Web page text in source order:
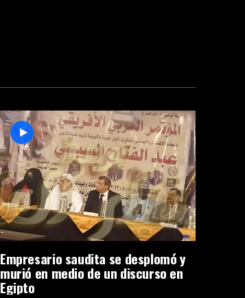
Empresario saudita se desplomó y
murió en medio de un discurso en
Egipto